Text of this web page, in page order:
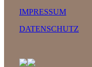
IMPRESSUM
DATENSCHUTZ